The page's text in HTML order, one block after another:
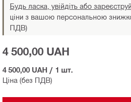
Будь ласка, увійдіть або
ціни з вашою персональною
ПДВ)
Ціна (без ПДВ)
4 500,00 UAH
4 500,00 UAH / 1 шт.